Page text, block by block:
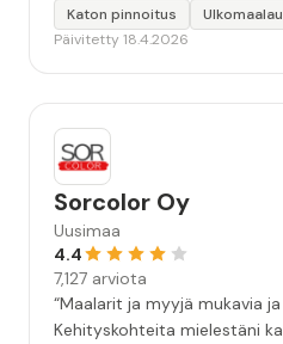
työstä, sekä ystävällisestä
Katon pinnoitus
Päivitetty 18.4.2026
Sorcolor Oy
Uusimaa
4.4
7,127 arviota
“Maalarit ja myyjä mukavia
Kehityskohteita mielestäni